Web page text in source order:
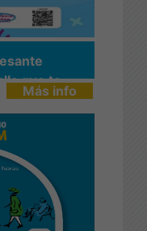
que te
Más info